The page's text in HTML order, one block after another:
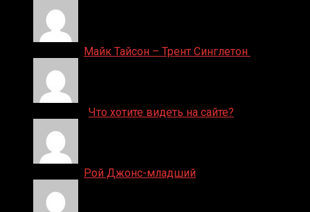
Майк Тайсон – Трент Синглетон
Что хотите видеть на сайте?
Рой Джонс-младший